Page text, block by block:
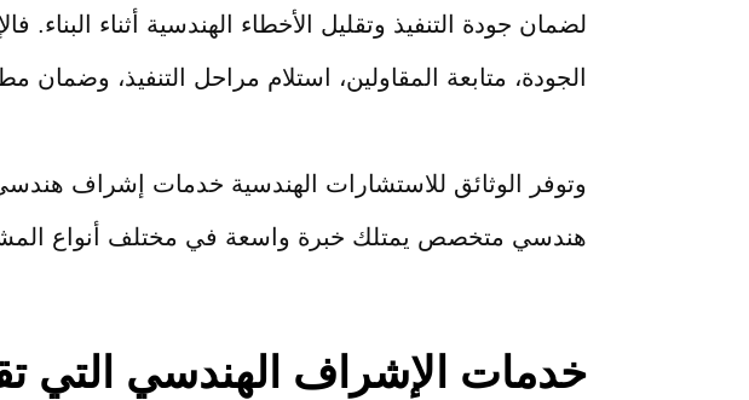
لضمان جودة التنفيذ وتقليل الأخطاء الهندسية أثناء
الجودة، متابعة المقاولين، استلام مراحل التنفيذ،
وتوفر الوثائق للاستشارات الهندسية خدمات إشراف هندسي
هندسي متخصص يمتلك خبرة واسعة في مختلف أنواع
خدمات الإشراف الهندسي التي